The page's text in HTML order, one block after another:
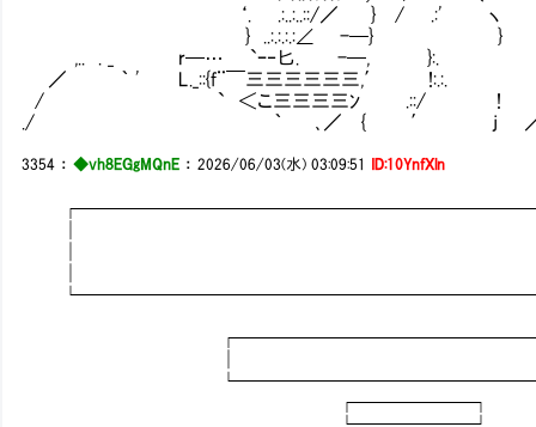
‘. .:..:..::/／ } / .:' ヽ
} ..:.:.:.:∠ -─} } ..:.:.:.::／
,.. . _ r─… `ｰ‐匕. -─, }:.
／ ｀ ' L._::{f¨￣三三三三
/ ` ＜こ三三三三ﾝ .::/ ! , ′ .:}
./ ｀ ､／ { ′ j ／ / / /￣￣
3354 ：◆vh8EGgMQnE ：2026/06/03(水) 03:09:51 ID:10YnfXln
┌──────┐
└──────┘